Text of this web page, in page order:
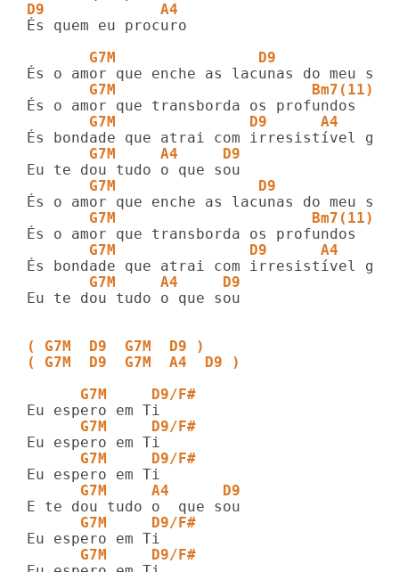
D9             A4
És quem eu procuro
       G7M                D9           A4
G7M                      Bm7(11)
       G7M               D9      A4
       G7M     A4     D9
       G7M                D9           A4
G7M                      Bm7(11)
       G7M               D9      A4
       G7M     A4     D9
Eu te dou tudo o que sou
( G7M  D9  G7M  D9 )
( G7M  D9  G7M  A4  D9 )
      G7M     D9/F#
      G7M     D9/F#
      G7M     D9/F#
      G7M     A4      D9
      G7M     D9/F#
      G7M     D9/F#